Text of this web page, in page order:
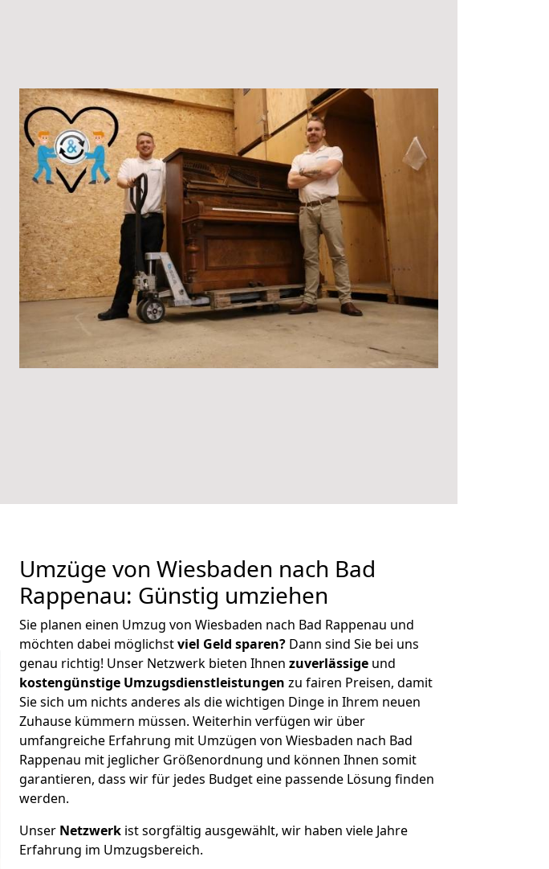
Umzüge von Wiesbaden nach Bad
Rappenau: Günstig umziehen
Sie planen einen Umzug von Wiesbaden nach Bad Rappenau und
möchten dabei möglichstviel Geld sparen? Dann sind Sie bei uns
genau richtig! Unser Netzwerk bieten Ihnen zuverlässige und
kostengünstige Umzugsdienstleistungen zu fairen Preisen, damit
Sie sich um nichts anderes als die wichtigen Dinge in Ihrem neuen
Zuhause kümmern müssen. Weiterhin verfügen wir über
umfangreiche Erfahrung mit Umzügen von Wiesbaden nach Bad
Rappenau mit jeglicher Größenordnung und können Ihnen somit
garantieren, dass wir für jedes Budget eine passende Lösung finden
werden.
Unser Netzwerk ist sorgfältig ausgewählt, wir haben viele Jahre
Erfahrung im Umzugsbereich.